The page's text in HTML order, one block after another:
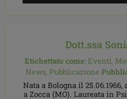
Dott.ssa
Etichettato come: Eventi,
News, Pubblicazione
Nata a Bologna il
a Zocca (MO). Laureata in